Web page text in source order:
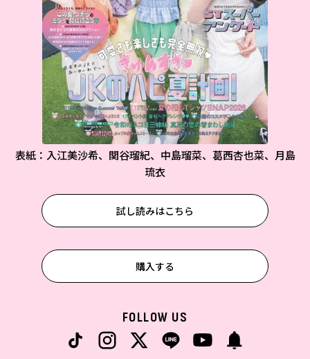
表紙：入江美沙希、関谷瑠紀、中島瑠菜、葛西杏也菜、月島
琉衣
試し読みはこちら
購入する
FOLLOW US